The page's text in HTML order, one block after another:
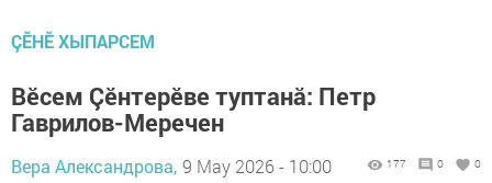
ÇӖНӖ ХЫПАРСЕМ
Вӗсем Çӗнтерӗве туптанă: Петр
Гаврилов-Меречен
Вера Александрова, 9 May 2026 - 10:00 177 0 0